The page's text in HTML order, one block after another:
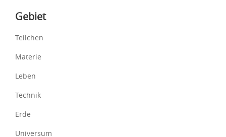
Inhalte
Gebiet
Teilchen
Materie
Leben
Technik
Erde
Universum